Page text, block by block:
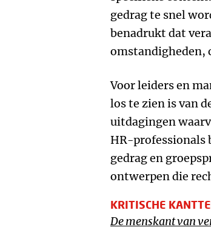
gedrag te snel
benadrukt dat
omstandigheden,
Voor leiders en
los te zien is van
uitdagingen
HR-professionals
gedrag en
ontwerpen die
KRITISCHE
De menskant van